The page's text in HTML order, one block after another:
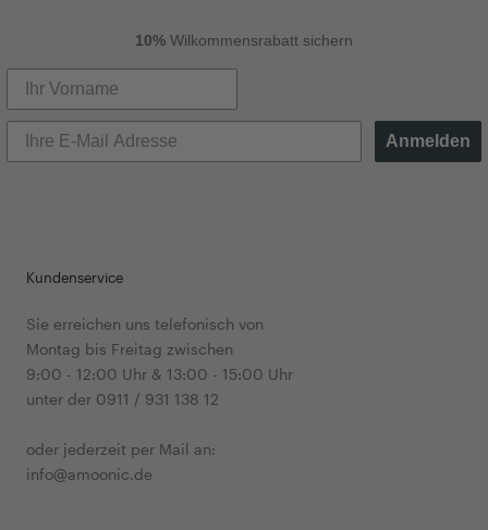
10% Wilkommensrabatt sichern
Anmelden
Kundenservice
Sie erreichen uns telefonisch von
Montag bis Freitag zwischen
9:00 - 12:00 Uhr & 13:00 - 15:00 Uhr
unter der 0911 / 931 138 12
oder jederzeit per Mail an:
info@amoonic.de